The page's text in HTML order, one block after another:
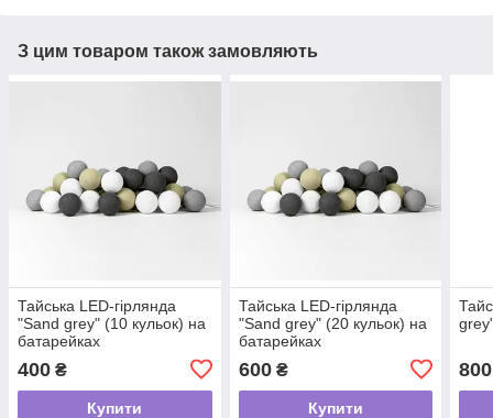
З цим товаром також замовляють
Тайська LED-гірлянда
"Sand grey" (10 кульок) на
батарейках
400 ₴
Купити
Тайська LED-гірлянда
"Sand grey" (20 кульок) на
батарейках
600₴
Купити
800